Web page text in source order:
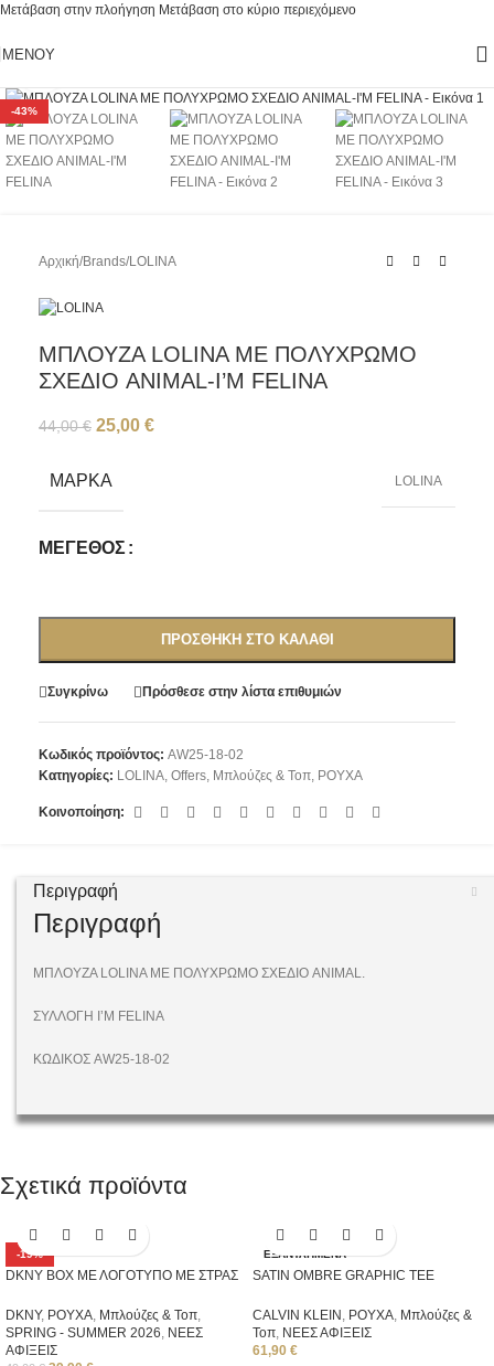
Μετάβαση στην πλοήγηση Μετάβαση στο κύριο περιεχόμενο
ΜΕΝΟΎ
-43%
Αρχική/Brands/LOLINA
ΜΠΛΟΥΖΑ LOLINA ΜΕ ΠΟΛΥΧΡΩΜΟ
ΣΧΕΔΙΟ ANIMAL-I’M FELINA
44,00€ 25,00 €
ΜΆΡΚΑ LOLINA
ΜΈΓΕΘΟΣ
ΠΡΟΣΘΉΚΗ ΣΤΟ ΚΑΛΆΘΙ
Συγκρίνω Πρόσθεσε στην λίστα επιθυμιών
Κωδικός προϊόντος: AW25-18-02
Κατηγορίες: LOLINA Offers Μπλούζες & Τοπ ΡΟΥΧΑ
Κοινοποίηση:
Περιγραφή
Περιγραφή
ΜΠΛΟΥΖΑ LOLINA ΜΕ ΠΟΛΥΧΡΩΜΟ ΣΧΕΔΙΟ ANIMAL.
ΣΥΛΛΟΓΗ I’M FELINA
ΚΩΔΙΚΟΣ AW25-18-02
Σχετικά προϊόντα
-19%
DKNY BOX ΜΕ ΛΟΓΟΤΥΠΟ ΜΕ ΣΤΡΑΣ
DKNY, ΡΟΥΧΑ Μπλούζες & Τοπ
SPRING - SUMMER 2026 ΝΕΕΣ
ΑΦΙΞΕΙΣ
ΕΞΑΝΤΛΗΜΈΝΑ
SATIN OMBRE GRAPHIC TEE
CALVIN KLEIN ΡΟΥΧΑ Μπλούζες &
Τοπ ΝΕΕΣ ΑΦΙΞΕΙΣ
61,90 €